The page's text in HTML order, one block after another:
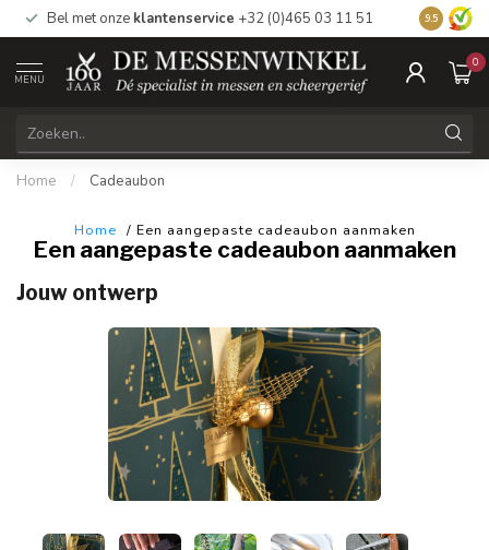
Bel met onze klantenservice +32 (0)465 03 11 51 Bezoek
9.5
MENU
0
Home / Cadeaubon
Home / Een aangepaste cadeaubon aanmaken
Een aangepaste cadeaubon aanmaken
Jouw ontwerp